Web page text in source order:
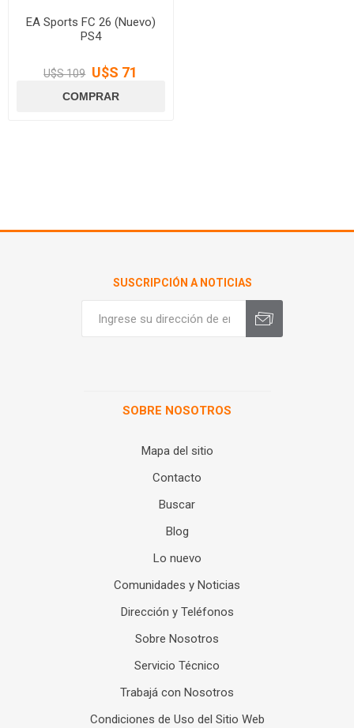
EA Sports FC 26 (Nuevo)
PS4
U$S 109 U$S 71
SUSCRIPCIÓN A NOTICIAS
SOBRE NOSOTROS
Mapa del sitio
Contacto
Buscar
Blog
Lo nuevo
Comunidades y Noticias
Dirección y Teléfonos
Sobre Nosotros
Servicio Técnico
Trabajá con Nosotros
Condiciones de Uso del Sitio Web